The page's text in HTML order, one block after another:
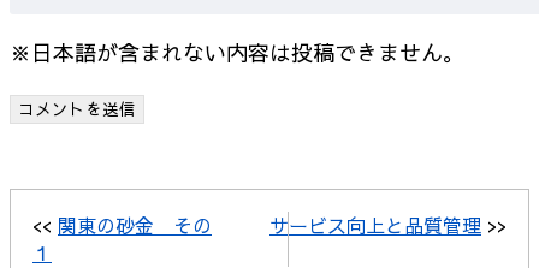
※日本語が含まれない内容は投稿できません。
<< 関東の砂金 その
１
サービス向上と品質管理 >>